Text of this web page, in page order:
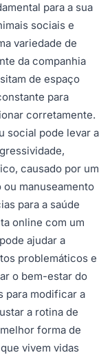
para a sua
sociais e
variedade de
da companhia
de espaço
para
corretamente.
social pode levar a
causado por um
manuseamento
para a saúde
online com um
ajudar a
problemáticos e
o bem-estar do
para modificar a
a rotina de
forma de
vivem vidas